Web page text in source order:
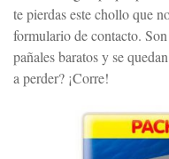
te pierdas este chollo que
formulario de contacto.
pañales baratos y se
a perder? ¡Corre!